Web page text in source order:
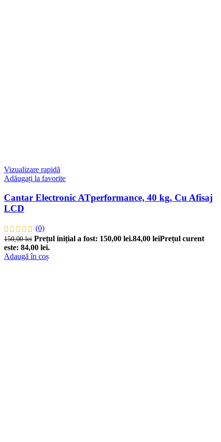
Vizualizare rapidă
Adăugați la favorite
Cantar Electronic ATperformance, 40 kg, Cu Afisaj
LCD
(0)
150,00lei Prețul inițial a fost: 150,00 lei.84,00 leiPrețul curent
este: 84,00 lei.
Adaugă în coș